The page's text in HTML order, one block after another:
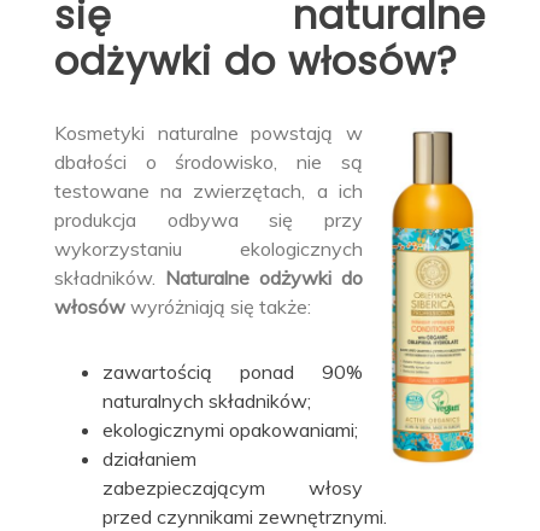
się naturalne
odżywki do włosów?
Kosmetyki naturalne powstają w
dbałości o środowisko, nie są
testowane na zwierzętach, a ich
produkcja odbywa się przy
wykorzystaniu ekologicznych
składników. Naturalne odżywki do
włosówwyróżniają się także:
zawartością ponad 90%
naturalnych składników;
ekologicznymi opakowaniami;
działaniem
zabezpieczającym włosy
przed czynnikami zewnętrznymi.